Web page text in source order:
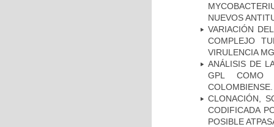
NUEVOS
VARIACIÓN
COMPLEJO
VIRULENCIA
ANÁLISIS DE
GPL COMO
COLOMBIENSE.
CLONACIÓN,
CODIFICADA
POSIBLE